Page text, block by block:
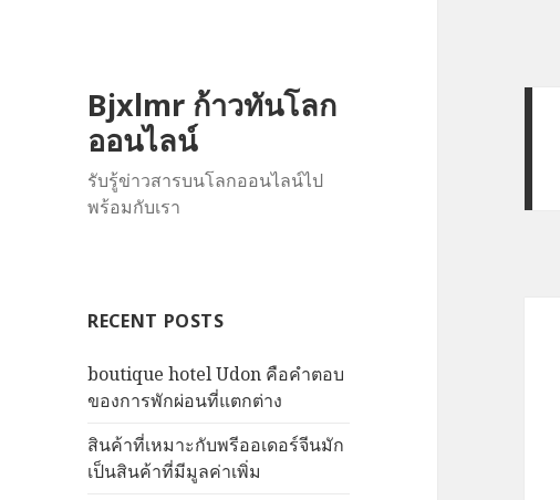
Bjxlmr ก้าวทันโลก
ออนไลน์
รับรู้ข่าวสารบนโลกออนไลน์ไป
พร้อมกับเรา
RECENT POSTS
boutique hotel Udon คือคำตอบ
ของการพักผ่อนที่แตกต่าง
สินค้าที่เหมาะกับพรีออเดอร์จีนมัก
เป็นสินค้าที่มีมูลค่าเพิ่ม